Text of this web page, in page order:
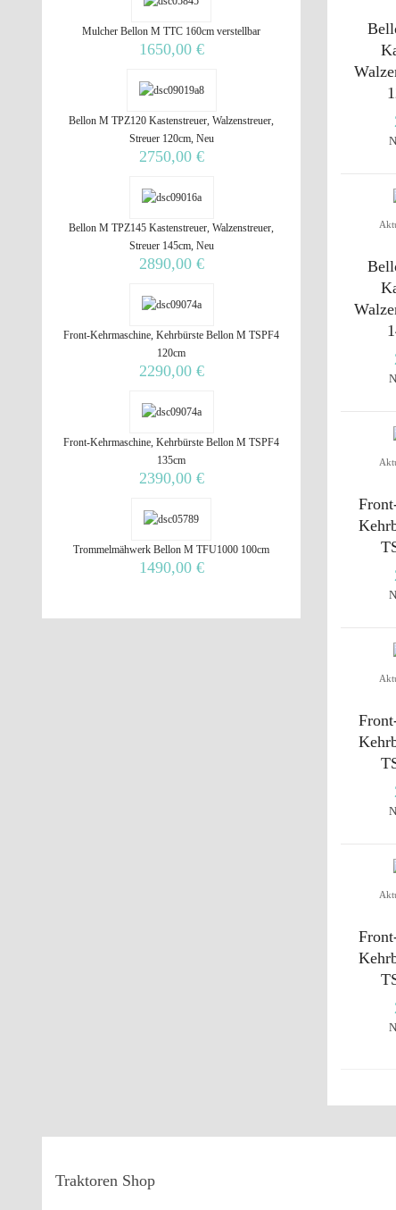
Mulcher Bellon M TTC 160cm verstellbar
1650,00 €
Bellon M TPZ120 Kastenstreuer, Walzenstreuer,
Streuer 120cm, Neu
2750,00 €
Bellon M TPZ145 Kastenstreuer, Walzenstreuer,
Streuer 145cm, Neu
2890,00 €
Front-Kehrmaschine, Kehrbürste Bellon M TSPF4
120cm
2290,00 €
Front-Kehrmaschine, Kehrbürste Bellon M TSPF4
135cm
2390,00 €
Trommelmähwerk Bellon M TFU1000 100cm
1490,00 €
Traktoren Shop